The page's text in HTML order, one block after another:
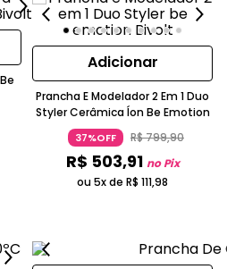
Adicionar
Prancha E Modelador 2 Em 1 Duo
Styler Cerâmica Íon Be Emotion
37%OFF R$799,90
R$ 503,91 no Pix
ou 5x de R$ 111,98